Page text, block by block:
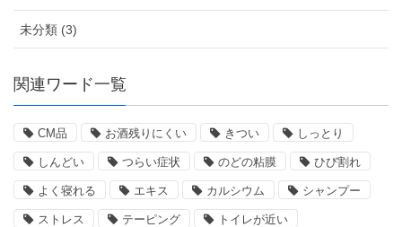
未分類 (3)
関連ワード一覧
CM品 お酒残りにくい きつい しっとり
しんどい つらい症状 のどの粘膜 ひび割れ
よく寝れる エキス カルシウム シャンプー
ストレス テーピング トイレが近い